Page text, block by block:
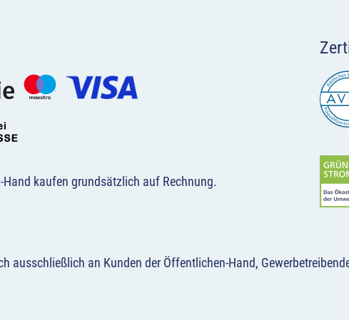
kaufen grundsätzlich auf Rechnung.
ausschließlich an Kunden der Öffentlichen-Hand,